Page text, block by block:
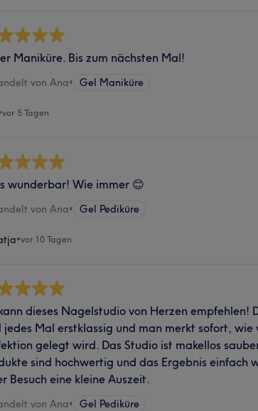
Maniküre. Bis zum nächsten Mal!
von Ana• Gel Maniküre
vor 5 Tagen
wunderbar! Wie immer 😊
von Ana• Gel Pediküre
•vor 10 Tagen
dieses Nagelstudio von Herzen empfehlen!
jedes Mal erstklassig und man merkt sofort,
gelegt wird. Das Studio ist makellos
sind hochwertig und das Ergebnis einfach
Besuch eine kleine Auszeit.
von Ana• Gel Pediküre